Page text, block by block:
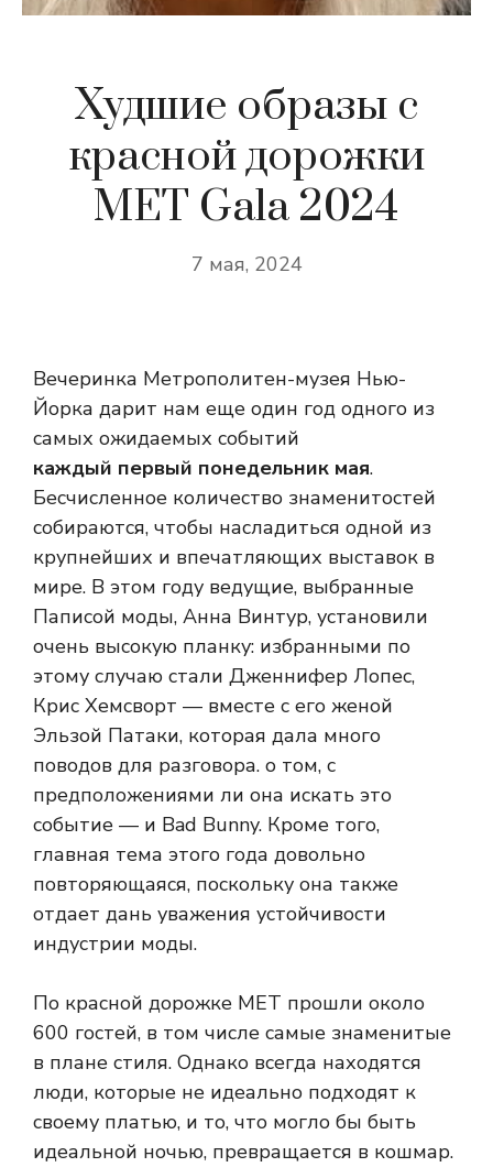
Худшие образы с
красной дорожки
MET Gala 2024
7 мая, 2024
Вечеринка Метрополитен-музея Нью-
Йорка дарит нам еще один год одного из
самых ожидаемых событий
каждый первый понедельник мая.
Бесчисленное количество знаменитостей
собираются, чтобы насладиться одной из
крупнейших и впечатляющих выставок в
мире. В этом году ведущие, выбранные
Паписой моды, Анна Винтур, установили
очень высокую планку: избранными по
этому случаю стали Дженнифер Лопес,
Крис Хемсворт — вместе с его женой
Эльзой Патаки, которая дала много
поводов для разговора. о том, с
предположениями ли она искать это
событие — и Bad Bunny. Кроме того,
главная тема этого года довольно
повторяющаяся, поскольку она также
отдает дань уважения устойчивости
индустрии моды.
По красной дорожке MET прошли около
600 гостей, в том числе самые знаменитые
в плане стиля. Однако всегда находятся
люди, которые не идеально подходят к
своему платью, и то, что могло бы быть
идеальной ночью, превращается в кошмар.